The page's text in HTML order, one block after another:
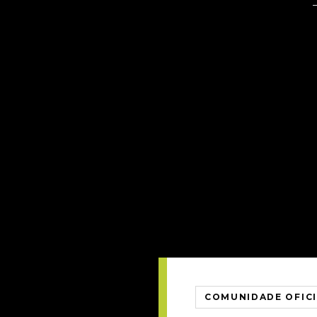
COMUNIDADE